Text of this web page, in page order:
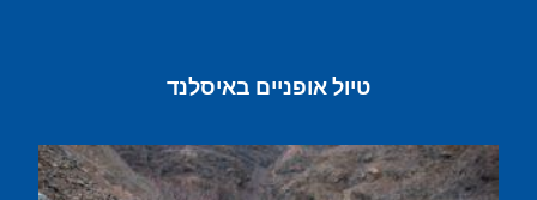
טיול אופניים באיסלנד